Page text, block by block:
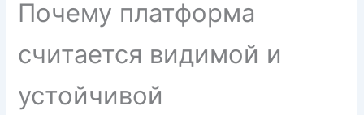
Почему платформа
считается видимой и
устойчивой